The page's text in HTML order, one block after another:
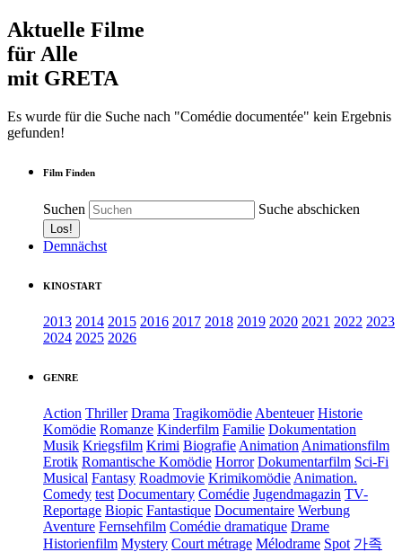
Aktuelle Filme
für Alle
mit GRETA
Es wurde für die Suche nach "Comédie documentée" kein Ergebnis
gefunden!
Film Finden
Suchen Suche abschicken
Demnächst
KINOSTART
2013 2014 2015 2016 2017 2018 2019 2020 2021 2022 2023
2024 2025 2026
GENRE
Action Thriller Drama Tragikomödie Abenteuer Historie
Komödie Romanze Kinderfilm Familie Dokumentation
Musik Kriegsfilm Krimi Biografie Animation Animationsfilm
Erotik Romantische Komödie Horror Dokumentarfilm Sci-Fi
Musical Fantasy Roadmovie Krimikomödie Animation.
Comedy test Documentary Comédie Jugendmagazin TV-
Reportage Biopic Fantastique Documentaire Werbung
Aventure Fernsehfilm Comédie dramatique Drame
Historienfilm Mystery Court métrage Mélodrame Spot 가족